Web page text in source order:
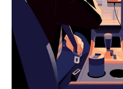
d'échappement
pour
fermer
calendrier.